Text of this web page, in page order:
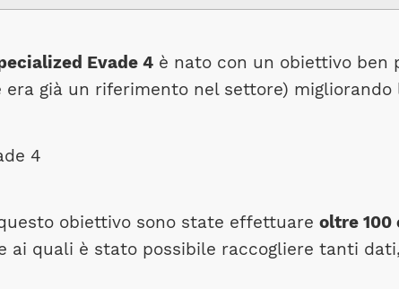
Evade 4è nato con un obiettivo ben
era già un riferimento nel settore) migliorando
obiettivo sono state effettuare oltre 100
ai quali è stato possibile raccogliere tanti